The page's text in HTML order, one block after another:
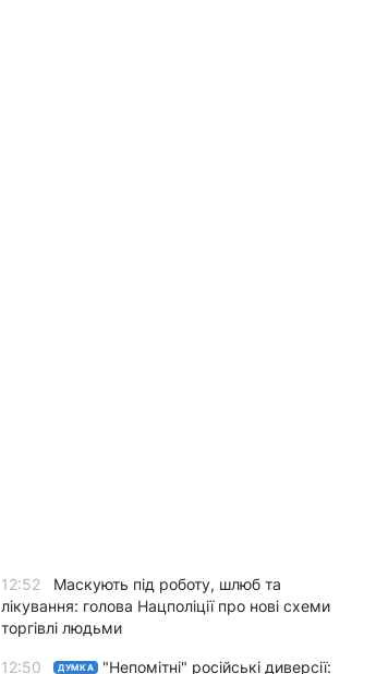
12:52
Маскують під роботу, шлюб та
лікування: голова Нацполіції про нові схеми
торгівлі людьми
12:50 ДУМКА
"Непомітні" російські диверсії: